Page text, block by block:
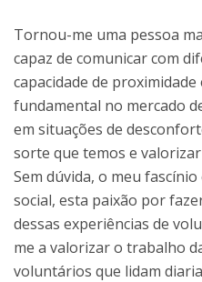
Tornou-me uma pessoa
capaz de comunicar com
capacidade de proximidade
fundamental no mercado
em situações de
sorte que temos e
Sem dúvida, o meu
social, esta paixão por
dessas experiências de
me a valorizar o trabalho
voluntários que lidam